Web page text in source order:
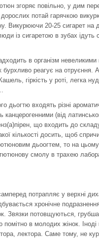
згоряє повільно, у дим
потай гарячкою
Викурюючи 20-25 сигарет
із сигаретою в зубах ідуть
в організм
бурхливо реагує на отруєння.
гіркість у роті, легка
дьогтю входять різні
канцерогенними (від
що входить до
кількості досить, щоб
дьоогтем, то на цьому
смолу в трахею
потрапляє у верхні
хронічне
Звязки потовщуються,
в молодих жінок.
лектора. Саме тому, не